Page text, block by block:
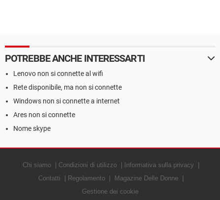
POTREBBE ANCHE INTERESSARTI
Lenovo non si connette al wifi
Rete disponibile, ma non si connette
Windows non si connette a internet
Ares non si connette
Nome skype
Chi siamo Condizioni di utilizzo
Informativa sulla privacy
Contatti
Regolamento
Magazine Delle Donne
Gestione dei cookie